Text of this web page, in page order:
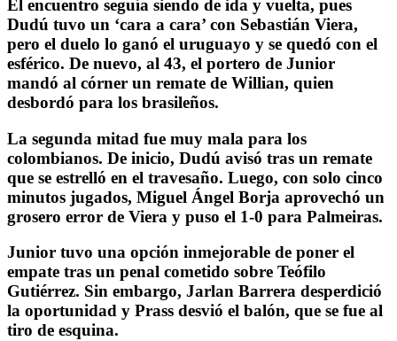
El encuentro seguía siendo de ida y vuelta, pues
Dudú tuvo un ‘cara a cara’ con Sebastián Viera,
pero el duelo lo ganó el uruguayo y se quedó con el
esférico. De nuevo, al 43, el portero de Junior
mandó al córner un remate de Willian, quien
desbordó para los brasileños.
La segunda mitad fue muy mala para los
colombianos. De inicio, Dudú avisó tras un remate
que se estrelló en el travesaño. Luego, con solo cinco
minutos jugados, Miguel Ángel Borja aprovechó un
grosero error de Viera y puso el 1-0 para Palmeiras.
Junior tuvo una opción inmejorable de poner el
empate tras un penal cometido sobre Teófilo
Gutiérrez. Sin embargo, Jarlan Barrera desperdició
la oportunidad y Prass desvió el balón, que se fue al
tiro de esquina.